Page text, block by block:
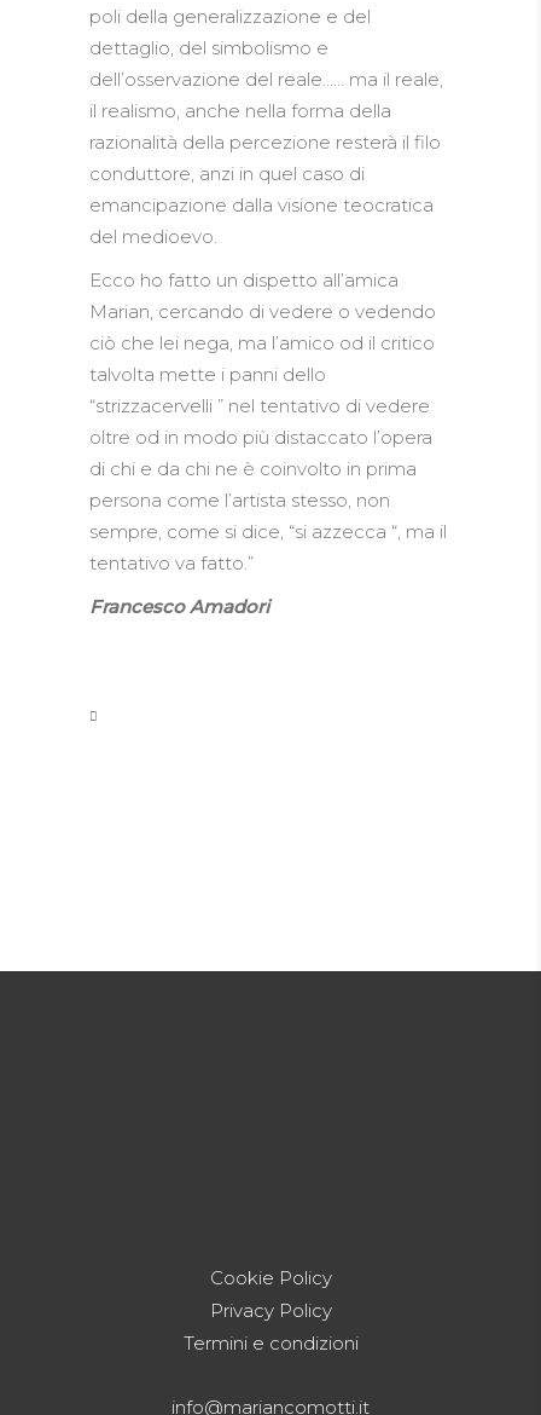
poli della generalizzazione e del
dettaglio, del simbolismo e
dell’osservazione del reale…… ma il reale,
il realismo, anche nella forma della
razionalità della percezione resterà il filo
conduttore, anzi in quel caso di
emancipazione dalla visione teocratica
del medioevo.
Ecco ho fatto un dispetto all’amica
Marian, cercando di vedere o vedendo
ciò che lei nega, ma l’amico od il critico
talvolta mette i panni dello
“strizzacervelli ” nel tentativo di vedere
oltre od in modo più distaccato l’opera
di chi e da chi ne è coinvolto in prima
persona come l’artista stesso, non
sempre, come si dice, “si azzecca “, ma il
tentativo va fatto.”
Francesco Amadori
Cookie Policy
Privacy Policy
Termini e condizioni
info@mariancomotti.it